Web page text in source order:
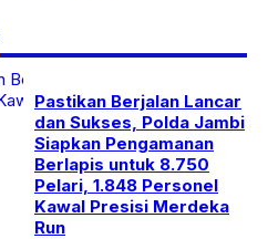
Pastikan Berjalan Lancar
dan Sukses, Polda Jambi
Siapkan Pengamanan
Berlapis untuk 8.750
Pelari, 1.848 Personel
Kawal Presisi Merdeka
Run